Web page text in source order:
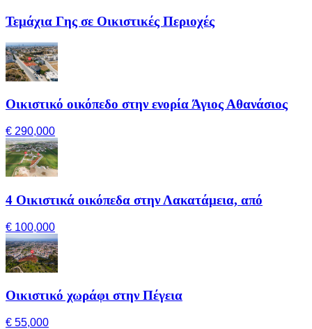
Τεμάχια Γης σε Οικιστικές Περιοχές
Οικιστικό οικόπεδο στην ενορία Άγιος Αθανάσιος
€ 290,000
4 Οικιστικά οικόπεδα στην Λακατάμεια, από
€ 100,000
Οικιστικό χωράφι στην Πέγεια
€ 55,000